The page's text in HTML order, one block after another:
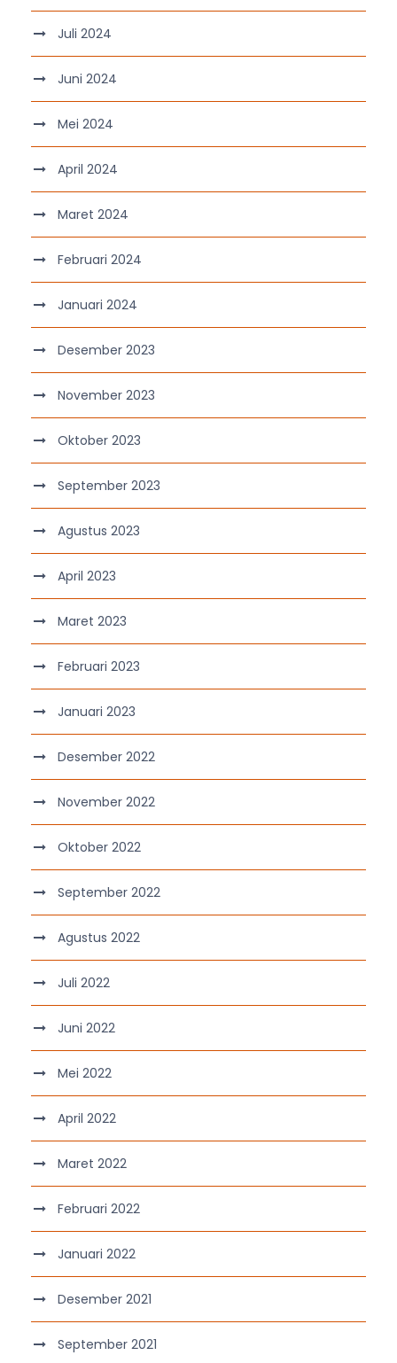
Juli 2024
Juni 2024
Mei 2024
April 2024
Maret 2024
Februari 2024
Januari 2024
Desember 2023
November 2023
Oktober 2023
September 2023
Agustus 2023
April 2023
Maret 2023
Februari 2023
Januari 2023
Desember 2022
November 2022
Oktober 2022
September 2022
Agustus 2022
Juli 2022
Juni 2022
Mei 2022
April 2022
Maret 2022
Februari 2022
Januari 2022
Desember 2021
September 2021